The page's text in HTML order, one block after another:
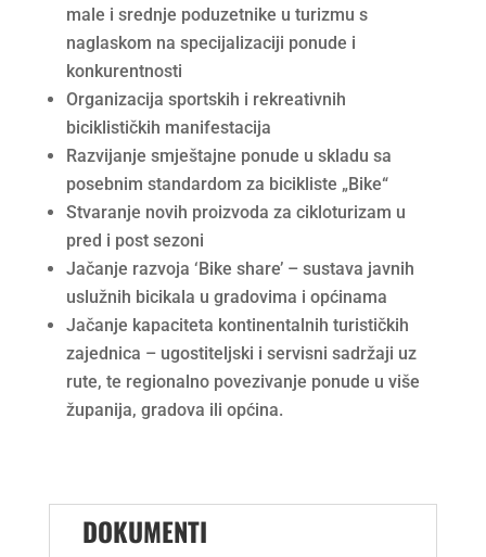
male i srednje poduzetnike u turizmu s
naglaskom na specijalizaciji ponude i
konkurentnosti
Organizacija sportskih i rekreativnih
biciklističkih manifestacija
Razvijanje smještajne ponude u skladu sa
posebnim standardom za bicikliste „Bike“
Stvaranje novih proizvoda za cikloturizam u
pred i post sezoni
Jačanje razvoja ‘Bike share’ – sustava javnih
uslužnih bicikala u gradovima i općinama
Jačanje kapaciteta kontinentalnih turističkih
zajednica – ugostiteljski i servisni sadržaji uz
rute, te regionalno povezivanje ponude u više
županija, gradova ili općina.
DOKUMENTI